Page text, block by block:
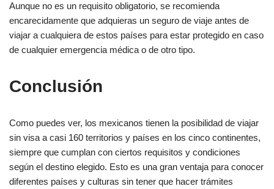
Aunque no es un requisito obligatorio, se recomienda
encarecidamente que adquieras un seguro de viaje antes de
viajar a cualquiera de estos países para estar protegido en caso
de cualquier emergencia médica o de otro tipo.
Conclusión
Como puedes ver, los mexicanos tienen la posibilidad de viajar
sin visa a casi 160 territorios y países en los cinco continentes,
siempre que cumplan con ciertos requisitos y condiciones
según el destino elegido. Esto es una gran ventaja para conocer
diferentes países y culturas sin tener que hacer trámites